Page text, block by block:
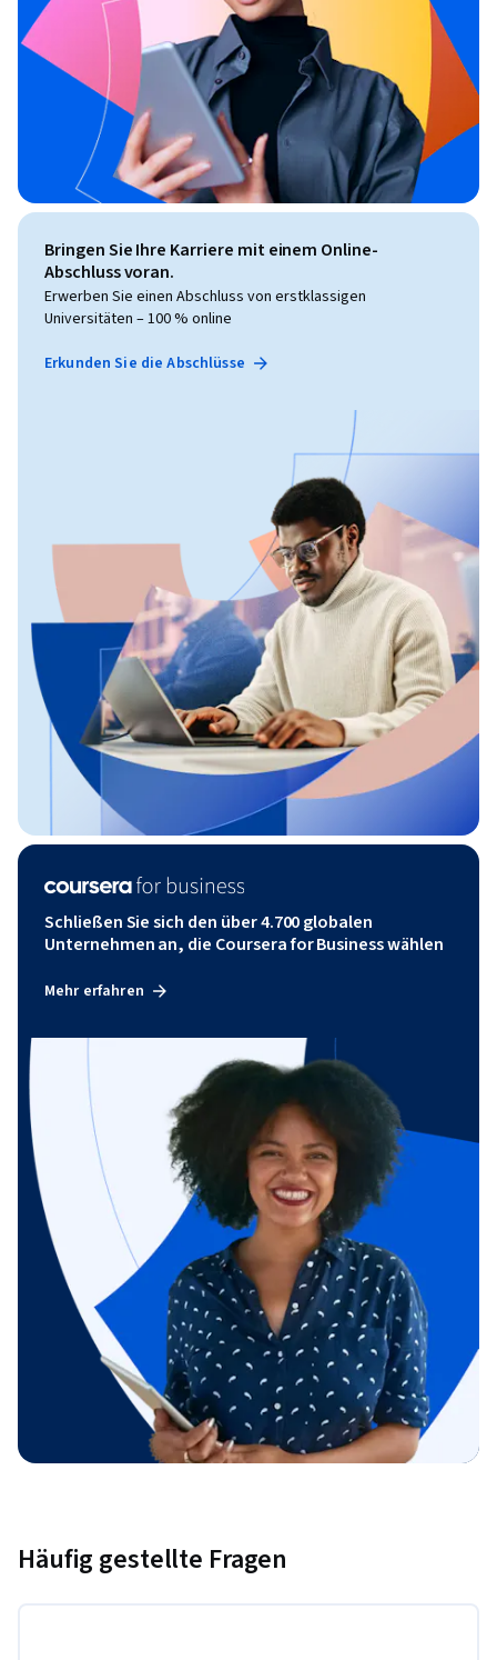
Bringen Sie Ihre Karriere mit einem Online-
Abschluss voran.
Erwerben Sie einen Abschluss von erstklassigen
Universitäten – 100 % online
Erkunden Sie die Abschlüsse
Schließen Sie sich den über 4.700 globalen
Unternehmen an, die Coursera for Business wählen
Mehr erfahren
Häufig gestellte Fragen